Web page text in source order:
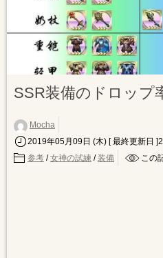
SSR装備のドロップ
Mocha
2019年05月09日 (木) [ 最終更新日
参考 /女神の試練 /装備 この